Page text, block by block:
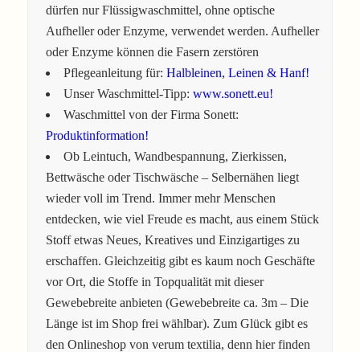
dürfen nur Flüssigwaschmittel, ohne optische
Aufheller oder Enzyme, verwendet werden. Aufheller
oder Enzyme können die Fasern zerstören
Pflegeanleitung für: Halbleinen, Leinen & Hanf!
Unser Waschmittel-Tipp: www.sonett.eu!
Waschmittel von der Firma Sonett:
Produktinformation!
Ob Leintuch, Wandbespannung, Zierkissen,
Bettwäsche oder Tischwäsche – Selbernähen liegt
wieder voll im Trend. Immer mehr Menschen
entdecken, wie viel Freude es macht, aus einem Stück
Stoff etwas Neues, Kreatives und Einzigartiges zu
erschaffen. Gleichzeitig gibt es kaum noch Geschäfte
vor Ort, die Stoffe in Topqualität mit dieser
Gewebebreite anbieten (Gewebebreite ca. 3m – Die
Länge ist im Shop frei wählbar). Zum Glück gibt es
den Onlineshop von verum textilia, denn hier finden